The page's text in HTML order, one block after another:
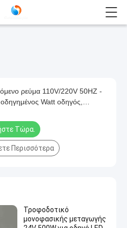
ρεύμα 110V/220V 50HZ -
Watt οδηγός,
Τώρα.
Περισσότερα
Τροφοδοτικό
μονοφασικής μεταγωγής